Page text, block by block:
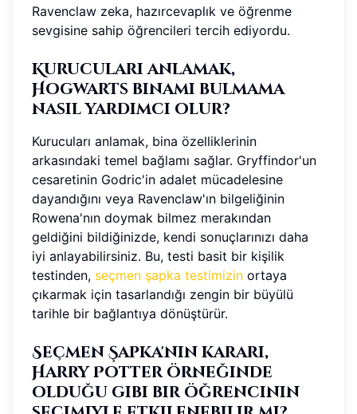
Ravenclaw zeka, hazırcevaplık ve öğrenme
sevgisine sahip öğrencileri tercih ediyordu.
Kurucuları anlamak,
Hogwarts binamı bulmama
nasıl yardımcı olur?
Kurucuları anlamak, bina özelliklerinin
arkasındaki temel bağlamı sağlar. Gryffindor'un
cesaretinin Godric'in adalet mücadelesine
dayandığını veya Ravenclaw'ın bilgeliğinin
Rowena'nın doymak bilmez merakından
geldiğini bildiğinizde, kendi sonuçlarınızı daha
iyi anlayabilirsiniz. Bu, testi basit bir kişilik
testinden, seçmen şapka testimizin ortaya
çıkarmak için tasarlandığı zengin bir büyülü
tarihle bir bağlantıya dönüştürür.
Seçmen Şapka'nın kararı,
Harry Potter örneğinde
olduğu gibi bir öğrencinin